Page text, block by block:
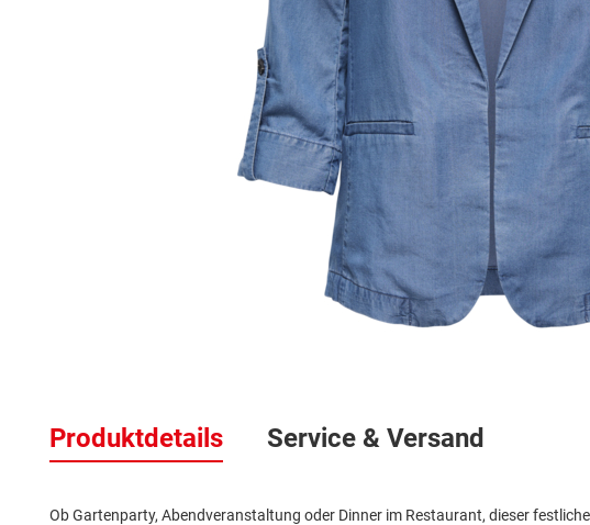
der
Bildergalerie
Produktdetails
Ob Gartenparty, Abendveranstaltung oder Dinner im Restaurant, dieser
Service & Versand